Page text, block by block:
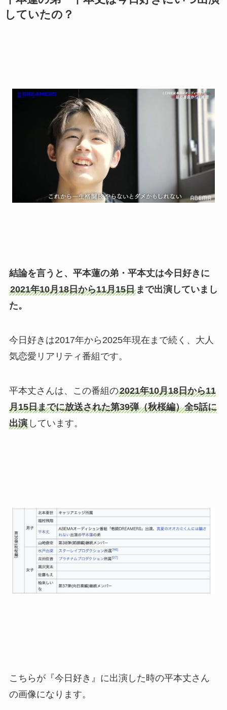
していたの？
結論を言うと、平本蓮の弟・平本丈は今日好きに
2021年10月18日から11月15日まで出演していまし
た。
今日好きは2017年から2025年現在まで続く、大人
気恋愛リアリティ番組です。
平本丈さんは、この番組の2021年10月18日から11
月15日までに放送された第39弾（秋桜編）全5話に
出演しています。
こちらが『今日好き』に出演した時の平本丈さん
の画像になります。